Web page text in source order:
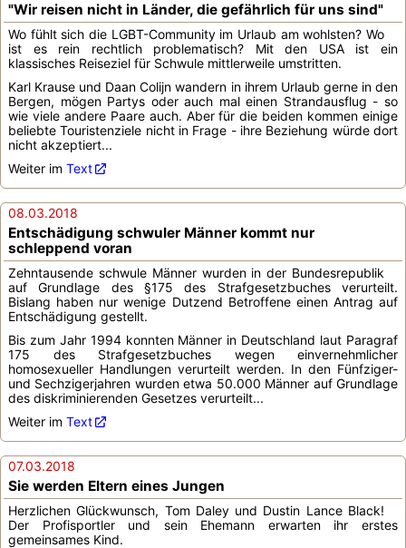
"Wir reisen nicht in Länder, die gefährlich für uns sind"
Wo fühlt sich die LGBT-Community im Urlaub am wohlsten? Wo
ist es rein rechtlich problematisch? Mit den USA ist ein
klassisches Reiseziel für Schwule mittlerweile umstritten.
Karl Krause und Daan Colijn wandern in ihrem Urlaub gerne in den
Bergen, mögen Partys oder auch mal einen Strandausflug - so
wie viele andere Paare auch. Aber für die beiden kommen einige
beliebte Touristenziele nicht in Frage - ihre Beziehung würde dort
nicht akzeptiert...
Weiter im Text
08.03.2018
Entschädigung schwuler Männer kommt nur
schleppend voran
Zehntausende schwule Männer wurden in der Bundesrepublik
auf Grundlage des §175 des Strafgesetzbuches verurteilt.
Bislang haben nur wenige Dutzend Betroffene einen Antrag auf
Entschädigung gestellt.
Bis zum Jahr 1994 konnten Männer in Deutschland laut Paragraf
175 des Strafgesetzbuches wegen einvernehmlicher
homosexueller Handlungen verurteilt werden. In den Fünfziger-
und Sechzigerjahren wurden etwa 50.000 Männer auf Grundlage
des diskriminierenden Gesetzes verurteilt...
Weiter im Text
07.03.2018
Sie werden Eltern eines Jungen
Herzlichen Glückwunsch, Tom Daley und Dustin Lance Black!
Der Profisportler und sein Ehemann erwarten ihr erstes
gemeinsames Kind.